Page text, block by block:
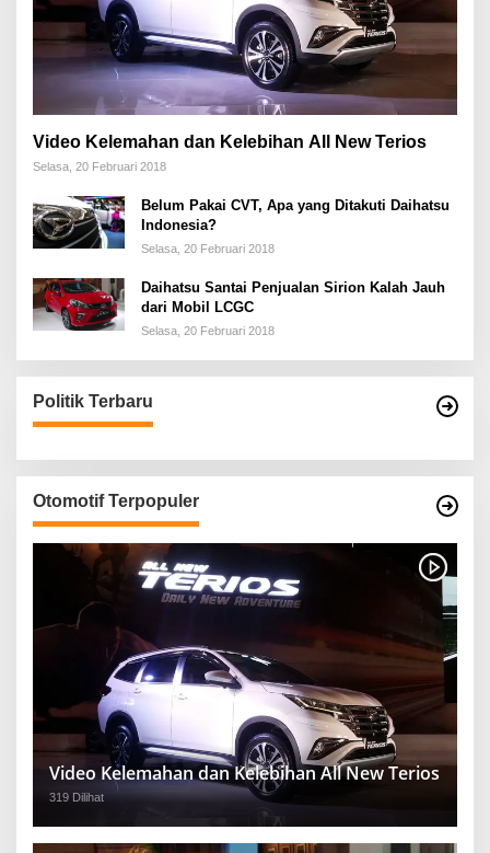
Video Kelemahan dan Kelebihan All New Terios
Selasa, 20 Februari 2018
Belum Pakai CVT, Apa yang Ditakuti Daihatsu
Indonesia?
Selasa, 20 Februari 2018
Daihatsu Santai Penjualan Sirion Kalah Jauh
dari Mobil LCGC
Selasa, 20 Februari 2018
Politik Terbaru
Otomotif Terpopuler
Video Kelemahan dan Kelebihan All New Terios
319 Dilihat